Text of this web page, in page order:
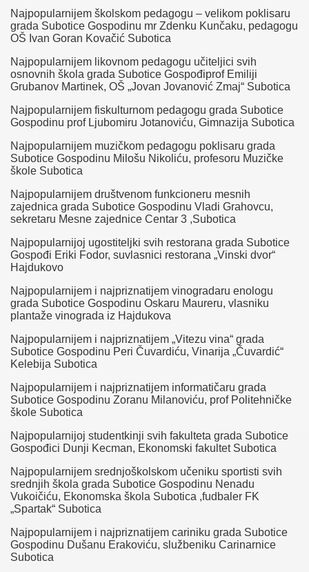
Najpopularnijem školskom pedagogu – velikom poklisaru
grada Subotice Gospodinu mr Zdenku Kunčaku, pedagogu
OŠ Ivan Goran Kovačić Subotica
Najpopularnijem likovnom pedagogu učiteljici svih
osnovnih škola grada Subotice Gospođiprof Emiliji
Grubanov Martinek, OŠ „Jovan Jovanović Zmaj“ Subotica
Najpopularnijem fiskulturnom pedagogu grada Subotice
Gospodinu prof Ljubomiru Jotanoviću, Gimnazija Subotica
Najpopularnijem muzičkom pedagogu poklisaru grada
Subotice Gospodinu Milošu Nikoliću, profesoru Muzičke
škole Subotica
Najpopularnijem društvenom funkcioneru mesnih
zajednica grada Subotice Gospodinu Vladi Grahovcu,
sekretaru Mesne zajednice Centar 3 ,Subotica
Najpopularnijoj ugostiteljki svih restorana grada Subotice
Gospođi Eriki Fodor, suvlasnici restorana „Vinski dvor“
Hajdukovo
Najpopularnijem i najpriznatijem vinogradaru enologu
grada Subotice Gospodinu Oskaru Maureru, vlasniku
plantaže vinograda iz Hajdukova
Najpopularnijem i najpriznatijem „Vitezu vina“ grada
Subotice Gospodinu Peri Čuvardiću, Vinarija „Čuvardić“
Kelebija Subotica
Najpopularnijem i najpriznatijem informatičaru grada
Subotice Gospodinu Zoranu Milanoviću, prof Politehničke
škole Subotica
Najpopularnijoj studentkinji svih fakulteta grada Subotice
Gospođici Dunji Kecman, Ekonomski fakultet Subotica
Najpopularnijem srednjoškolskom učeniku sportisti svih
srednjih škola grada Subotice Gospodinu Nenadu
Vukoičiću, Ekonomska škola Subotica ,fudbaler FK
„Spartak“ Subotica
Najpopularnijem i najpriznatijem cariniku grada Subotice
Gospodinu Dušanu Erakoviću, službeniku Carinarnice
Subotica